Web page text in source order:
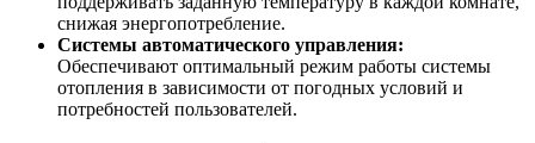
снижая энергопотребление.
Системы автоматического управления:
Обеспечивают оптимальный режим работы системы
отопления в зависимости от погодных условий и
потребностей пользователей.